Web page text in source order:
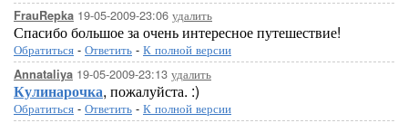
FrauRepka 19-05-2009-23:06 удалить
Спасибо большое за очень интересное путешествие!
Обратиться - Ответить - К полной версии
Annataliya 19-05-2009-23:13 удалить
Кулинарочка, пожалуйста. :)
Обратиться - Ответить - К полной версии